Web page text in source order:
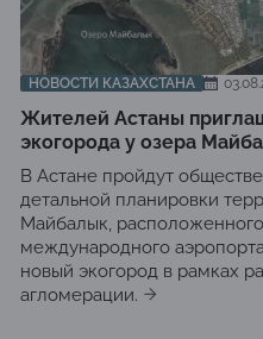
НОВОСТИ КАЗАХСТАНА
Жителей Астаны
экогорода у озера
В Астане пройдут
детальной планировки
Майбалык,
международного
новый экогород в рамках
агломерации.